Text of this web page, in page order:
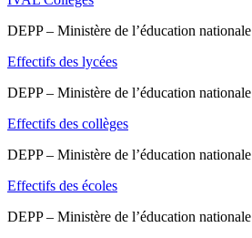
DEPP – Ministère de l’éducation nationale
Effectifs des lycées
DEPP – Ministère de l’éducation nationale
Effectifs des collèges
DEPP – Ministère de l’éducation nationale
Effectifs des écoles
DEPP – Ministère de l’éducation nationale